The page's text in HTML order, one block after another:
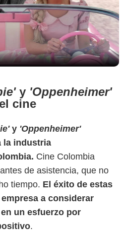
y 'Oppenheimer'
cine
y 'Oppenheimer'
la industria
Cine Colombia
de asistencia, que no
tiempo. El éxito de estas
a considerar
un esfuerzo por
.